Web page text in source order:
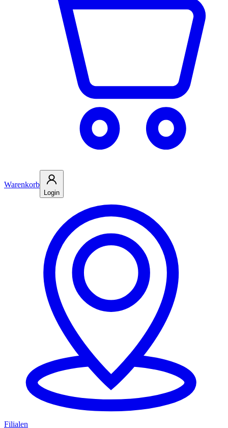
Warenkorb
Login
Filialen